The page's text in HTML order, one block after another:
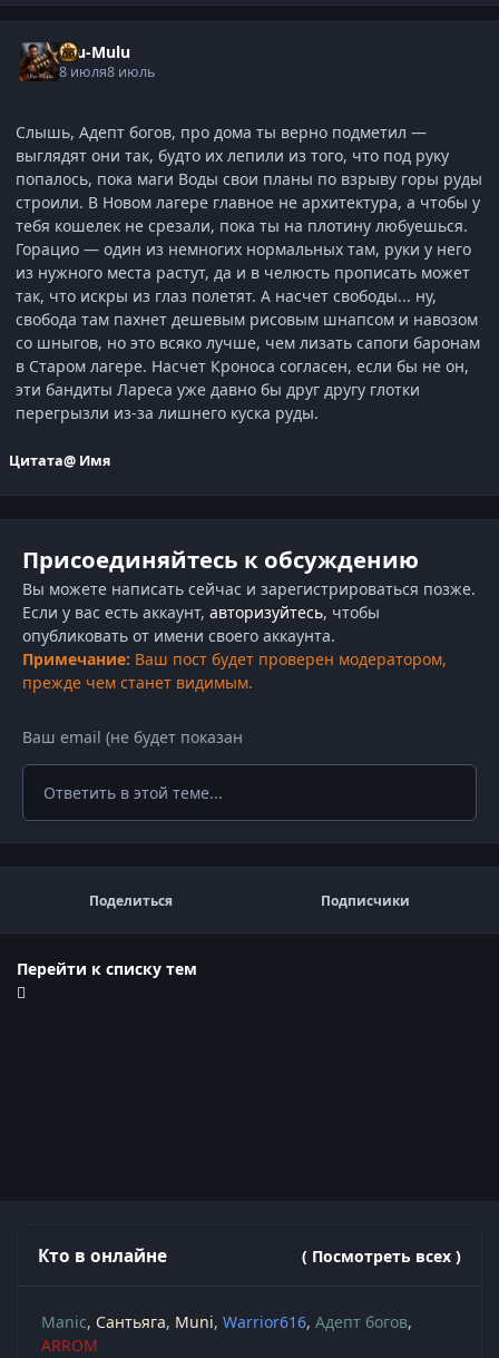
Ulu-Mulu
8 июля8 июль
Слышь, Адепт богов, про дома ты верно подметил —
выглядят они так, будто их лепили из того, что под руку
попалось, пока маги Воды свои планы по взрыву горы руды
строили. В Новом лагере главное не архитектура, а чтобы у
тебя кошелек не срезали, пока ты на плотину любуешься.
Горацио — один из немногих нормальных там, руки у него
из нужного места растут, да и в челюсть прописать может
так, что искры из глаз полетят. А насчет свободы... ну,
свобода там пахнет дешевым рисовым шнапсом и навозом
со шныгов, но это всяко лучше, чем лизать сапоги баронам
в Старом лагере. Насчет Кроноса согласен, если бы не он,
эти бандиты Лареса уже давно бы друг другу глотки
перегрызли из-за лишнего куска руды.
Цитата@ Имя
Присоединяйтесь к обсуждению
Вы можете написать сейчас и зарегистрироваться позже.
Если у вас есть аккаунт, авторизуйтесь, чтобы
опубликовать от имени своего аккаунта.
Примечание: Ваш пост будет проверен модератором,
прежде чем станет видимым.
Ответить в этой теме...
Поделиться Подписчики
Перейти к списку тем
Кто в онлайне ( Посмотреть всех )
Manic Сантьяга Muni Warrior616 Адепт богов
ARROM